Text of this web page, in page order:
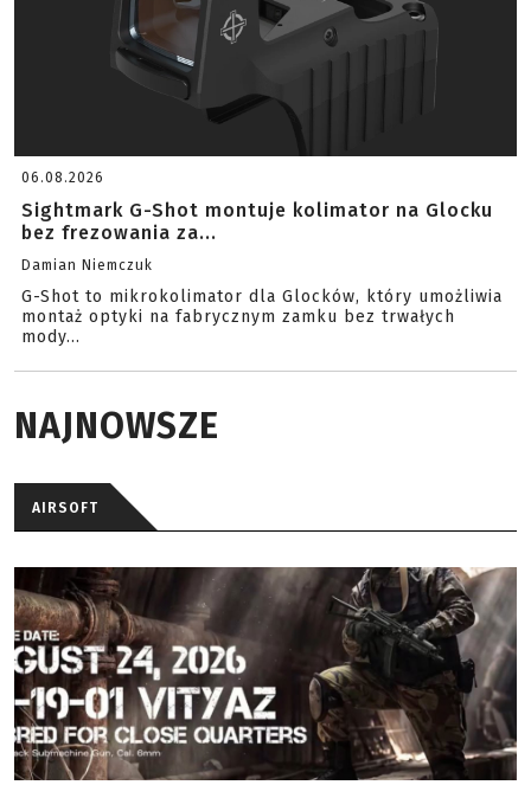
06.08.2026
Sightmark G-Shot montuje kolimator na Glocku
bez frezowania za...
Damian Niemczuk
G-Shot to mikrokolimator dla Glocków, który umożliwia
montaż optyki na fabrycznym zamku bez trwałych
mody...
NAJNOWSZE
AIRSOFT